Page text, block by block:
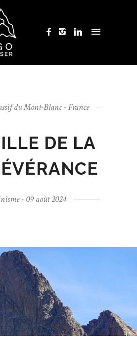
du Mont-Blanc - France
DE LA
- 09 août 2024